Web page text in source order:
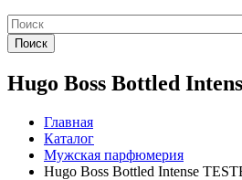
Поиск
Hugo Boss Bottled
Главная
Каталог
Мужская парфюмерия
Hugo Boss Bottled Intense